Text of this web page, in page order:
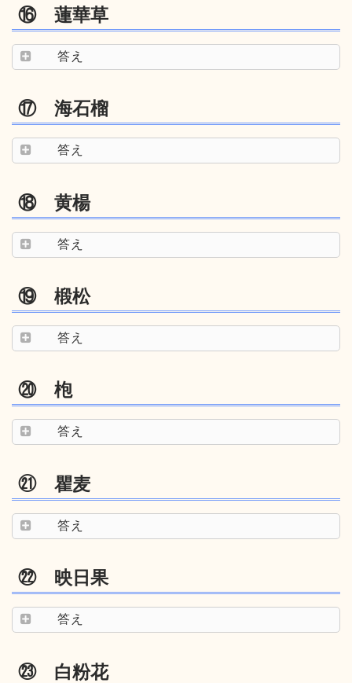
⑯ 蓮華草
答え
⑰ 海石榴
答え
⑱ 黄楊
答え
⑲ 椴松
答え
⑳ 枹
答え
㉑ 瞿麦
答え
㉒ 映日果
答え
㉓ 白粉花